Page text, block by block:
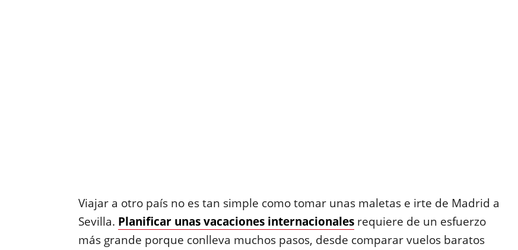
Viajar a otro país no es tan simple como tomar unas maletas e irte de Madrid a
Sevilla. Planificar unas vacaciones internacionalesrequiere de un esfuerzo
más grande porque conlleva muchos pasos, desde comparar vuelos baratos